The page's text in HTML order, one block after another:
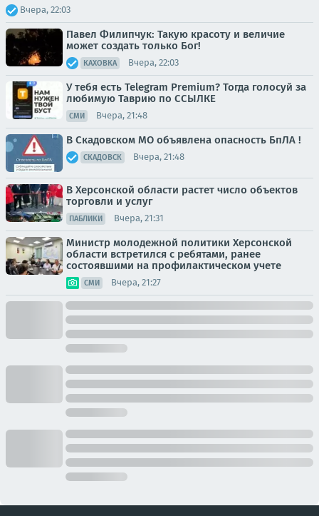
Вчера, 22:03
Павел Филипчук: Такую красоту и величие
может создать только Бог!
КАХОВКА Вчера, 22:03
У тебя есть Telegram Premium? Тогда голосуй за
любимую Таврию по ССЫЛКЕ
СМИ Вчера, 21:48
В Скадовском МО объявлена опасность БпЛА !
СКАДОВСК Вчера, 21:48
В Херсонской области растет число объектов
торговли и услуг
ПАБЛИКИ Вчера, 21:31
Министр молодежной политики Херсонской
области встретился с ребятами, ранее
состоявшими на профилактическом учете
СМИ Вчера, 21:27